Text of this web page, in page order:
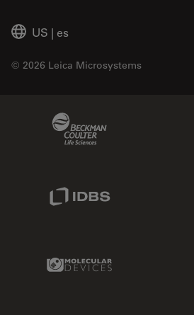
US | es
© 2026 Leica Microsystems
Molecular Devices Link